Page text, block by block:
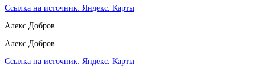
Ссылка на источник: Яндекс. Карты
Алекс Добров
Алекс Добров
Ссылка на источник: Яндекс. Карты